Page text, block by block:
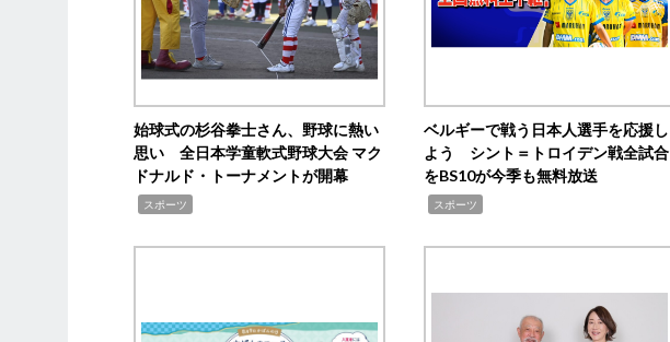
始球式の杉谷拳士さん、野球に熱い
思い 全日本学童軟式野球大会 マク
ドナルド・トーナメントが開幕
スポーツ
ベルギーで戦う日本人選手を応援し
よう シント＝トロイデン戦全試合
をBS10が今季も無料放送
スポーツ